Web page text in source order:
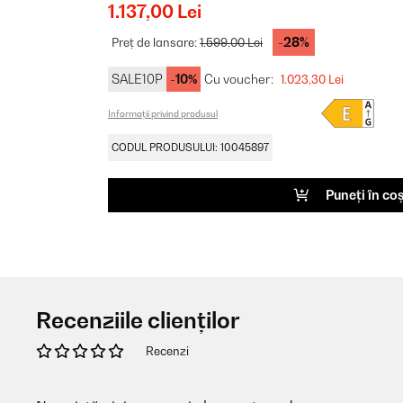
1.137,00 Lei
Preț de lansare:1.599,00 Lei -28%
SALE10P -10% Cu voucher: 1.023,30 Lei
Informații privind produsul
CODUL PRODUSULUI: 10045897
Puneți în
Recenziile clienților
Recenzi